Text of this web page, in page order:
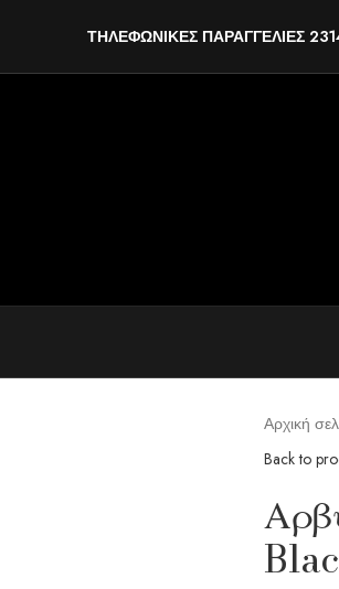
ΤΗΛΕΦΩΝΙΚΕΣ ΠΑΡΑΓΓΕΛΙΕΣ
Αρχική
Back to